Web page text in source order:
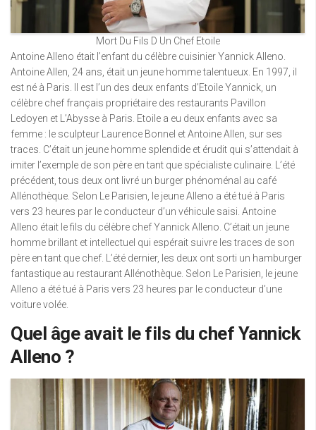
Mort Du Fils D Un Chef Etoile
Antoine Alleno était l’enfant du célèbre cuisinier Yannick Alleno.
Antoine Allen, 24 ans, était un jeune homme talentueux. En 1997, il
est né à Paris. Il est l’un des deux enfants d’Etoile Yannick, un
célèbre chef français propriétaire des restaurants Pavillon
Ledoyen et L’Abysse à Paris. Etoile a eu deux enfants avec sa
femme : le sculpteur Laurence Bonnel et Antoine Allen, sur ses
traces. C’était un jeune homme splendide et érudit qui s’attendait à
imiter l’exemple de son père en tant que spécialiste culinaire. L’été
précédent, tous deux ont livré un burger phénoménal au café
Allénothèque. Selon Le Parisien, le jeune Alleno a été tué à Paris
vers 23 heures par le conducteur d’un véhicule saisi. Antoine
Alleno était le fils du célèbre chef Yannick Alleno. C’était un jeune
homme brillant et intellectuel qui espérait suivre les traces de son
père en tant que chef. L’été dernier, les deux ont sorti un hamburger
fantastique au restaurant Allénothèque. Selon Le Parisien, le jeune
Alleno a été tué à Paris vers 23 heures par le conducteur d’une
voiture volée.
Quel âge avait le fils du chef Yannick
Alleno ?